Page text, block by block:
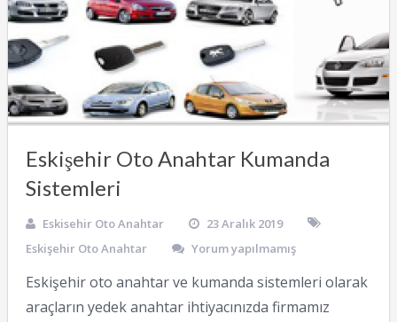
Eskişehir Oto Anahtar Kumanda
Sistemleri
Eskisehir Oto Anahtar
23 Aralık 2019
Eskişehir Oto Anahtar
Yorum yapılmamış
Eskişehir oto anahtar ve kumanda sistemleri olarak
araçların yedek anahtar ihtiyacınızda firmamız